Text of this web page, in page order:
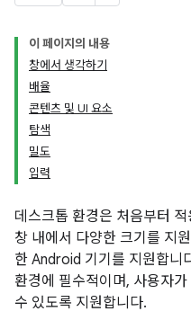
이 페이지의 내용
창에서 생각하기
배율
콘텐츠 및 UI 요소
탐색
밀도
입력
데스크톱 환경은 처음부터
창 내에서 다양한 크기를 지
한 Android 기기를 지원합니
환경에 필수적이며, 사용자
수 있도록 지원합니다.